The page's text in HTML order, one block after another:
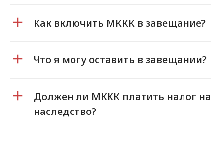
Как включить МККК в завещание?
Что я могу оставить в завещании?
Должен ли МККК платить налог на
наследство?